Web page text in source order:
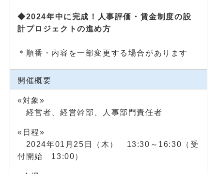
◆2024年中に完成！人事評価・賃金制度の設
計プロジェクトの進め方
＊順番・内容を一部変更する場合があります
開催概要
«対象»
経営者、経営幹部、人事部門責任者
«日程»
2024年01月25日（木） 13:30～16:30（受
付開始 13:00）